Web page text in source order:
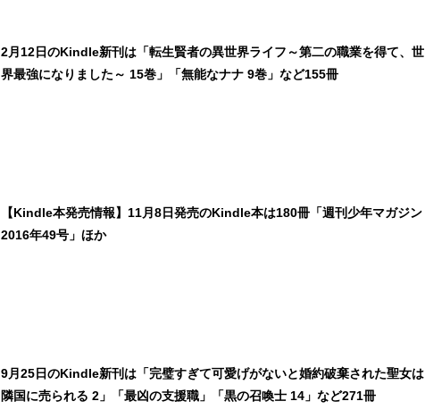
2月12日のKindle新刊は「転生賢者の異世界ライフ～第二の職業を得て、世
界最強になりました～ 15巻」「無能なナナ 9巻」など155冊
【Kindle本発売情報】11月8日発売のKindle本は180冊「週刊少年マガジン
2016年49号」ほか
9月25日のKindle新刊は「完璧すぎて可愛げがないと婚約破棄された聖女は
隣国に売られる 2」「最凶の支援職」「黒の召喚士 14」など271冊